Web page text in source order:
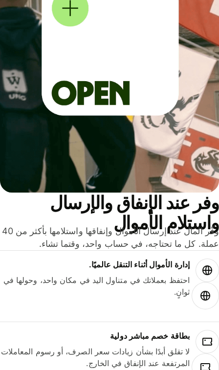
عند الإنفاق والإرسال
الأموال
وفّر المال عند إرسال الأموال وإنفاقها واستلامها بأكثر من 40
كل ما تحتاجه، في حساب واحد، وقتما تشاء.
إدارة الأموال أثناء التنقل عالميًا.
احتفظ بعملاتك في متناول اليد في مكان واحد، وحولها في
ثوانٍ.
بطاقة خصم مباشر دولية
لا تقلق أبدًا بشأن زيادات سعر الصرف، أو رسوم المعاملات
المرتفعة عند الإنفاق في الخارج.